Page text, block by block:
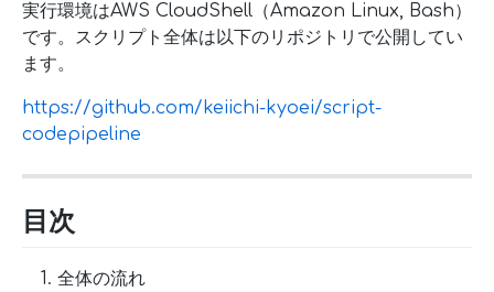
実行環境はAWS CloudShell（Amazon Linux, Bash）
です。スクリプト全体は以下のリポジトリで公開してい
ます。
https://github.com/keiichi-kyoei/script-
codepipeline
目次
全体の流れ